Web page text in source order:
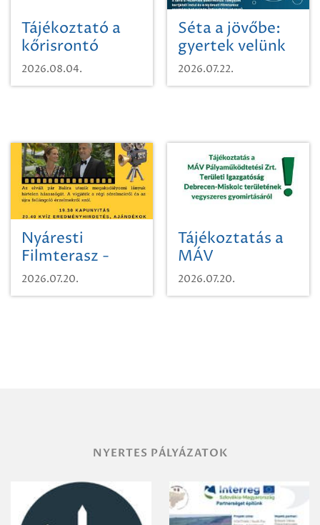
Tájékoztató a
kőrisrontó
karcsúdíszbogárról
2026.08.04.
Séta a jövőbe:
gyertek velünk
egy városi
időutazásra!
2026.07.22.
Nyáresti
Filmterasz -
Beugró a
Paradicsomba
2026.07.20.
Tájékoztatás a
MÁV
Pályaműködtetési
Zrt. Területi
2026.07.20.
NYERTES PÁLYÁZATOK